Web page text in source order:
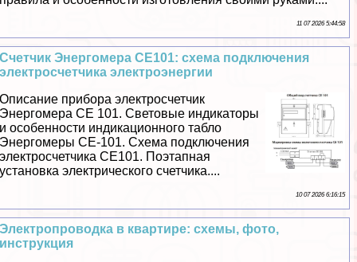
11 07 2026 5:44:58
Счетчик Энергомера СЕ101: схема подключения
электросчетчика электроэнергии
Описание прибора электросчетчик
Энергомера СЕ 101. Световые индикаторы
и особенности индикационного табло
Энергомеры СЕ-101. Схема подключения
электросчетчика СЕ101. Поэтапная
установка электрического счетчика....
10 07 2026 6:16:15
Электропроводка в квартире: схемы, фото,
инструкция